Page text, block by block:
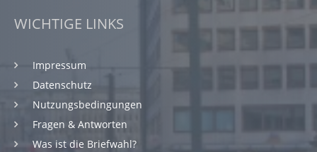
WICHTIGE LINKS
Impressum
Datenschutz
Nutzungsbedingungen
Fragen & Antworten
Was ist die Briefwahl?